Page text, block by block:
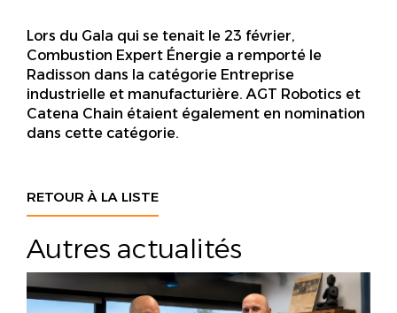
Lors du Gala qui se tenait le 23 février,
Combustion Expert Énergie a remporté le
Radisson dans la catégorie Entreprise
industrielle et manufacturière.AGT Robotics et
Catena Chain étaient également en nomination
dans cette catégorie.
RETOUR À LA LISTE
Autres actualités